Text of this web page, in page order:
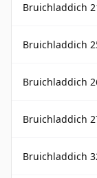
Bruichladdich 21
Bruichladdich
Bruichladdich
Bruichladdich
Bruichladdich